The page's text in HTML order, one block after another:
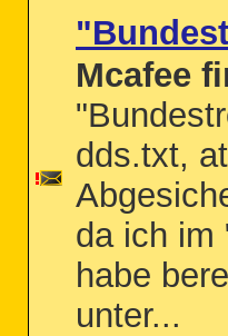
Mcafee
dds.txt,
da ich im
habe
unter...